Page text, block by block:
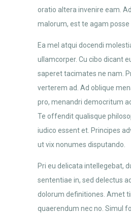
oratio altera invenire eam.
malorum, est te agam posse
Ea mel atqui docendi
ullamcorper. Cu cibo dicant
saperet tacimates ne nam.
verterem ad. Ad oblique
pro, menandri democritum
Te offendit qualisque
iudico essent et. Principes
ut vix nonumes disputando.
Pri eu delicata intellegebat,
sententiae in, sed delectus
dolorum definitiones. Amet
quaerendum nec no. Simul